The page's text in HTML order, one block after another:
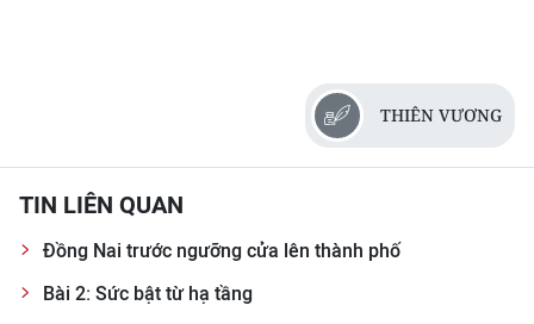
THIÊN VƯƠNG
TIN LIÊN QUAN
Đồng Nai trước ngưỡng cửa lên thành phố
Bài 2: Sức bật từ hạ tầng